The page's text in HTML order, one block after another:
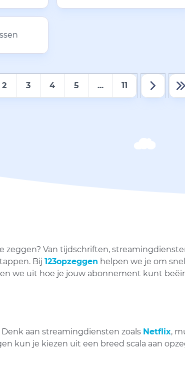
2 3 4 5 ... 11
zeggen? Van tijdschriften,
Bij 123opzeggen helpen we je om
we uit hoe je jouw abonnement kunt
aan streamingdiensten zoals Netflix,
kun je kiezen uit een breed scala aan